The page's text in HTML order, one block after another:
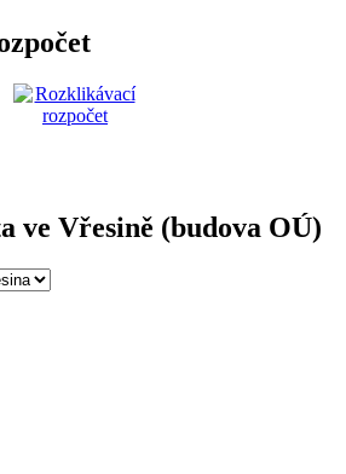
ve Vřesině (budova OÚ)